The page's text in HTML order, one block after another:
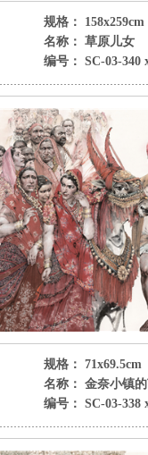
规格： 158x259cm
名称： 草原儿女
编号： SC-03-340
规格： 71x69.5cm
名称： 金奈小镇
编号： SC-03-338